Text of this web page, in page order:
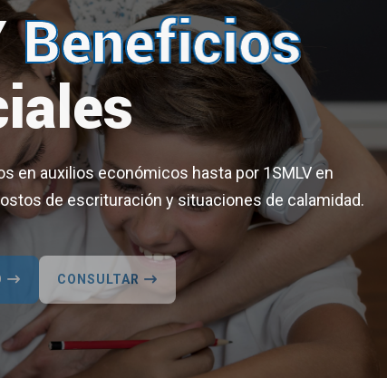
Beneficios
en auxilios económicos hasta por 1SMLV en
de escrituración y situaciones de calamidad.